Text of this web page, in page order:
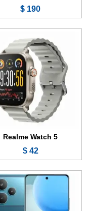
190 $
Realme Watch 5
42 $
الشاشة: 6.8 بوصة - 144 هرتز - AMOLED
الذاكرة:128 أو 256 أو 512 جيجابايت
الرام: 8 أو 12 جيجابايت
الكاميرا:50 + 8 ميجابكسل
المعالج: Snapdragon 7 Gen 4
البطارية والشحن السريع:7000 مللي أمبير - 80 واط
عرض الموصفات ←